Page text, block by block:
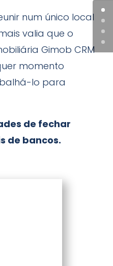
num único local
valia que o
Gimob CRM
momento
lo para
de fechar
de bancos.